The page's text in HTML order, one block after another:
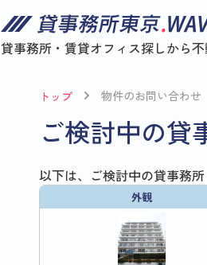
貸事務所・賃貸オフィス探しから
トップ 物件のお問い合わせ
ご検討中の貸
以下は、ご検討中の貸事務
外観